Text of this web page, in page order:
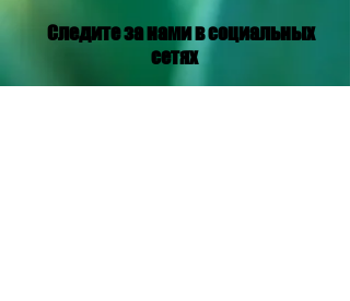
Следите за нами в социальных
сетях